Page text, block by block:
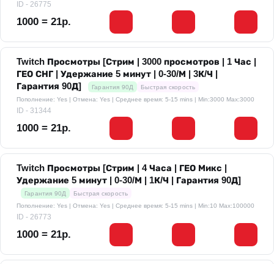
ID - 26775
1000 = 21р.
Twitch Просмотры [Стрим | 3000 просмотров | 1 Час |
ГЕО СНГ | Удержание 5 минут | 0-30/М | 3К/Ч |
Гарантия 90Д]
Гарантия 90Д
Быстрая скорость
Пополнение: Yes | Отмена: Yes | Среднее время: 5-15 mins | Min:3000 Max:3000
ID - 31344
1000 = 21р.
Twitch Просмотры [Стрим | 4 Часа | ГЕО Микс |
Удержание 5 минут | 0-30/М | 1К/Ч | Гарантия 90Д]
Гарантия 90Д
Быстрая скорость
Пополнение: Yes | Отмена: Yes | Среднее время: 5-15 mins | Min:10 Max:100000
ID - 26773
1000 = 21р.